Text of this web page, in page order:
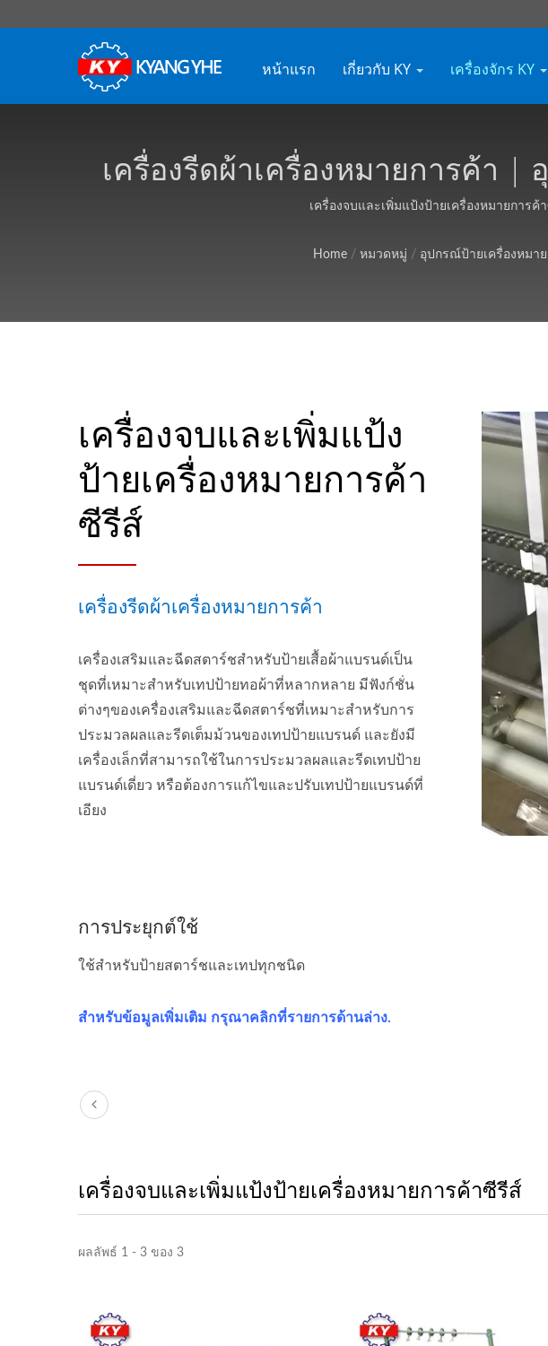
หน้าแรก เกี่ยวกับ KY เครื่องจักร KY
เครื่องรีดผ้าเครื่องหมายการค้า
เสนอราคาไ
เครื่องจบและเพิ่มแป้งป้ายเครื่องหมายการ
Home / หมวดหมู่ / อุปกรณ์ป้ายเครื่องหมาย
เครื่องจบและเพิ่มแป้ง
ป้ายเครื่องหมายการค้า
ซีรีส์
เครื่องรีดผ้าเครื่องหมายการค้า
เครื่องเสริมและฉีดสตาร์ชสำหรับป้ายเสื้อผ้าแบรนด์เป็น
ชุดที่เหมาะสำหรับเทปป้ายทอผ้าที่หลากหลาย มีฟังก์ชั่น
ต่างๆของเครื่องเสริมและฉีดสตาร์ชที่เหมาะสำหรับการ
ประมวลผลและรีดเต็มม้วนของเทปป้ายแบรนด์ และยังมี
เครื่องเล็กที่สามารถใช้ในการประมวลผลและรีดเทปป้าย
แบรนด์เดี่ยว หรือต้องการแก้ไขและปรับเทปป้ายแบรนด์ที่
เอียง
การประยุกต์ใช้
ใช้สำหรับป้ายสตาร์ชและเทปทุกชนิด
สำหรับข้อมูลเพิ่มเติม กรุณาคลิกที่รายการด้านล่าง.
เครื่องจบและเพิ่มแป้งป้ายเครื่องหมายการค้าซีรีส์
ผลลัพธ์ 1 - 3 ของ 3